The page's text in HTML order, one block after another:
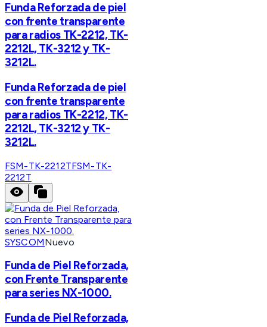
Funda Reforzada de piel
con frente transparente
para radios TK-2212, TK-
2212L, TK-3212 y TK-
3212L.
Funda Reforzada de piel
con frente transparente
para radios TK-2212, TK-
2212L, TK-3212 y TK-
3212L.
FSM-TK-2212TFSM-TK-
2212T
SYSCOMNuevo
Funda de Piel Reforzada,
con Frente Transparente
para series NX-1000.
Funda de Piel Reforzada,